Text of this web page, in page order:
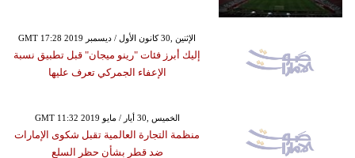
GMT 17:28 2019 الإثنين ,30 كانون الأول / ديسمبر
إليك أبرز فئات "رينو ميجان" قبل تطبيق نسبة
الإعفاء الجمركي تعرف عليها
GMT 11:32 2019 الخميس ,30 أيار / مايو
منظمة التجارة العالمية تقبل شكوى الإمارات
ضد قطر بشأن حظر السلع